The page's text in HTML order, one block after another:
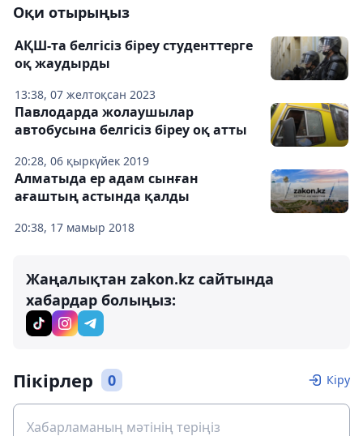
Оқи отырыңыз
13:38, 07 желтоқсан 2023
АҚШ-та белгісіз біреу студенттерге
оқ жаудырды
20:28, 06 қыркүйек 2019
Павлодарда жолаушылар
автобусына белгісіз біреу оқ атты
20:38, 17 мамыр 2018
Алматыда ер адам сынған
ағаштың астында қалды
Жаңалықтан zakon.kz сайтында
хабардар болыңыз:
Пікірлер 0 Кіру